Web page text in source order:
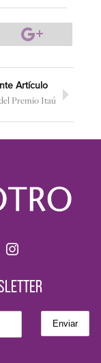
Artículo
Premio Itaú